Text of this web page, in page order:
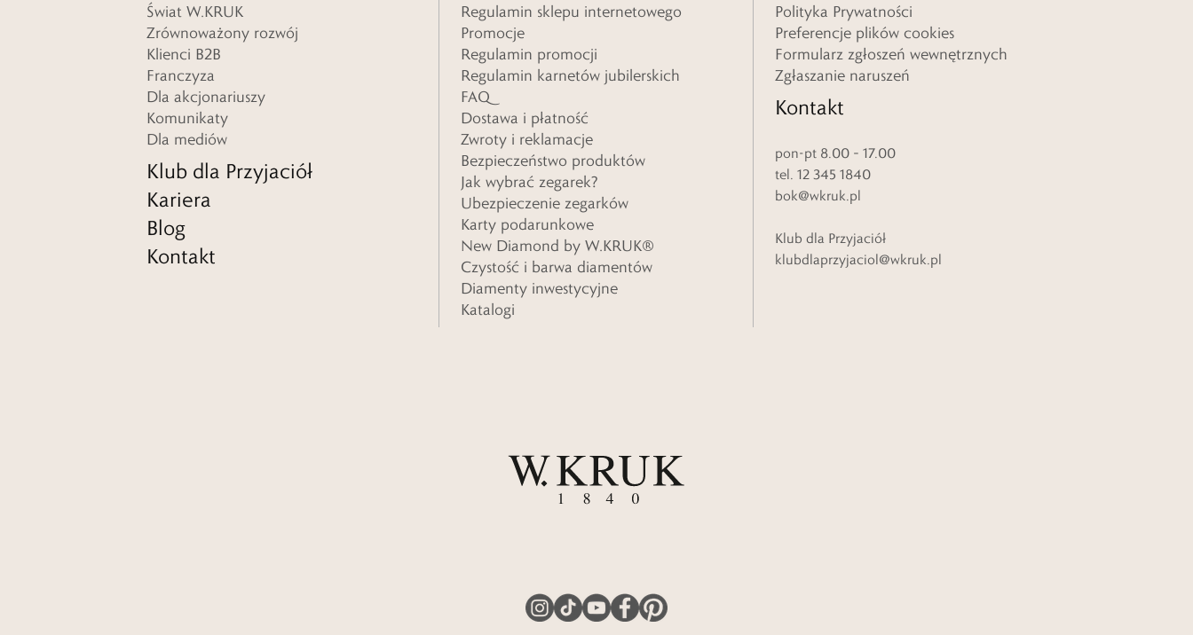
Świat W.KRUK
Zrównoważony rozwój
Klienci B2B
Franczyza
Dla akcjonariuszy
Komunikaty
Dla mediów
Klub dla Przyjaciół
Kariera
Blog
Kontakt
Regulamin sklepu internetowego
Promocje
Regulamin promocji
Regulamin karnetów jubilerskich
FAQ
Dostawa i płatność
Zwroty i reklamacje
Bezpieczeństwo produktów
Jak wybrać zegarek?
Ubezpieczenie zegarków
Karty podarunkowe
New Diamond by W.KRUK®
Czystość i barwa diamentów
Diamenty inwestycyjne
Katalogi
Polityka Prywatności
Preferencje plików cookies
Formularz zgłoszeń wewnętrznych
Zgłaszanie naruszeń
Kontakt
pon-pt 8.00 – 17.00
tel. 12 345 1840
bok@wkruk.pl
Klub dla Przyjaciół
klubdlaprzyjaciol@wkruk.pl